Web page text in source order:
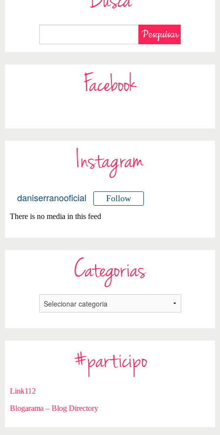
Facebook
Instagram
daniserranooficial Follow
There is no media in this feed
Categorias
#participo
Link112
Blogarama – Blog Directory